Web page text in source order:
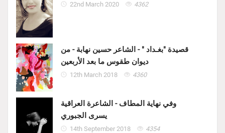
22nd March 2020 4362
قصيدة "بغـداد " - الشاعر حسين نهابة - من
ديوان طقوس ما بعد الأربعين
12th March 2018 4360
وفي نهاية المطاف - الشاعرة العراقية
يسرى الجبوري
14th September 2018 4354